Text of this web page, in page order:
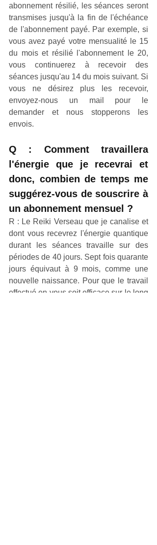
abonnement résilié, les séances seront
transmises jusqu'à la fin de l'échéance
de l'abonnement payé. Par exemple, si
vous avez payé votre mensualité le 15
du mois et résilié l'abonnement le 20,
vous continuerez à recevoir des
séances jusqu'au 14 du mois suivant. Si
vous ne désirez plus les recevoir,
envoyez-nous un mail pour le
demander et nous stopperons les
envois.
Q : Comment travaillera
l'énergie que je recevrai et
donc, combien de temps me
suggérez-vous de souscrire à
un abonnement mensuel ?
R : Le Reiki Verseau que je canalise et
dont vous recevrez l'énergie quantique
durant les séances travaille sur des
périodes de 40 jours. Sept fois quarante
jours équivaut à 9 mois, comme une
nouvelle naissance. Pour que le travail
effectué en vous soit efficace sur le long